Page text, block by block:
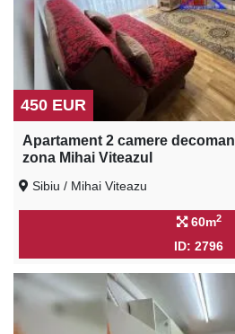
450 EUR
Apartament 2 camere
zona Mihai Viteazul
Sibiu / Mihai Viteazu
60m2
ID: 2796